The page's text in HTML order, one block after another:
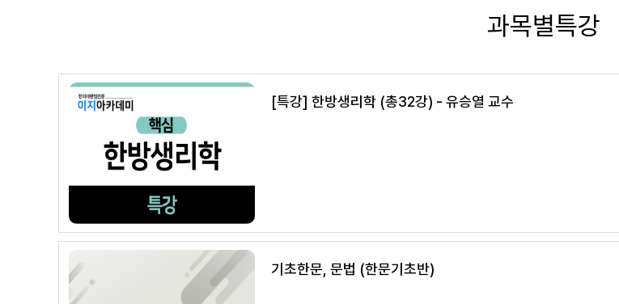
과목별특강
[특강] 한방생리학 (총32강) - 유승열 교수
기초한문, 문법 (한문기초반)